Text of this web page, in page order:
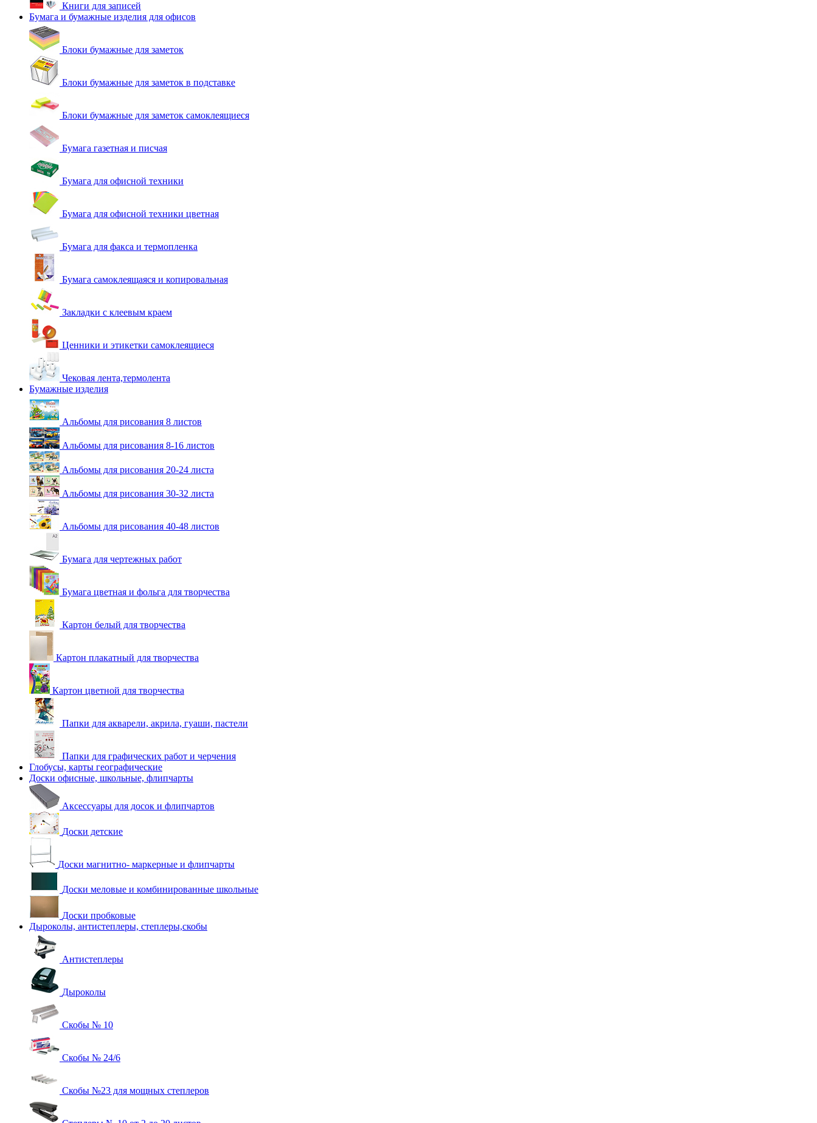
Книги для записей
Бумага и бумажные изделия для офисов
Блоки бумажные для заметок
Блоки бумажные для заметок в подставке
Блоки бумажные для заметок самоклеящиеся
Бумага газетная и писчая
Бумага для офисной техники
Бумага для офисной техники цветная
Бумага для факса и термопленка
Бумага самоклеящаяся и копировальная
Закладки с клеевым краем
Ценники и этикетки самоклеящиеся
Чековая лента,термолента
Бумажные изделия
Альбомы для рисования 8 листов
Альбомы для рисования 8-16 листов
Альбомы для рисования 20-24 листа
Альбомы для рисования 30-32 листа
Альбомы для рисования 40-48 листов
Бумага для чертежных работ
Бумага цветная и фольга для творчества
Картон белый для творчества
Картон плакатный для творчества
Картон цветной для творчества
Папки для акварели, акрила, гуаши, пастели
Папки для графических работ и черчения
Глобусы, карты географические
Доски офисные, школьные, флипчарты
Аксессуары для досок и флипчартов
Доски детские
Доски магнитно- маркерные и флипчарты
Доски меловые и комбинированные школьные
Доски пробковые
Дыроколы, антистеплеры, степлеры,скобы
Антистеплеры
Дыроколы
Скобы № 10
Скобы № 24/6
Скобы №23 для мощных степлеров